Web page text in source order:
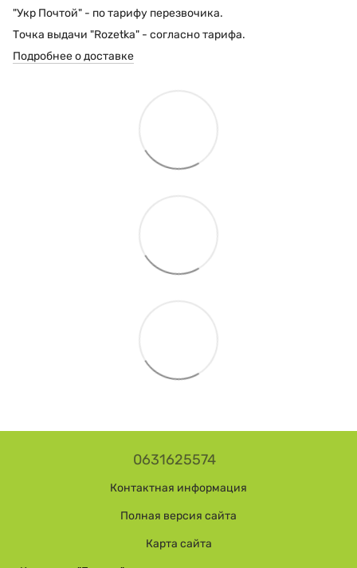
"Укр Почтой" - по тарифу перезвочика.
Точка выдачи "Rozetka" - согласно тарифа.
Подробнее о доставке
0631625574
Контактная информация
Полная версия сайта
Карта сайта